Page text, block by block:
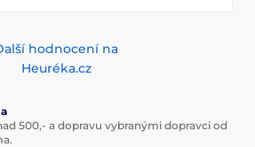
hodnocení na
Heuréka.cz
500,- a dopravu vybranými dopravci od